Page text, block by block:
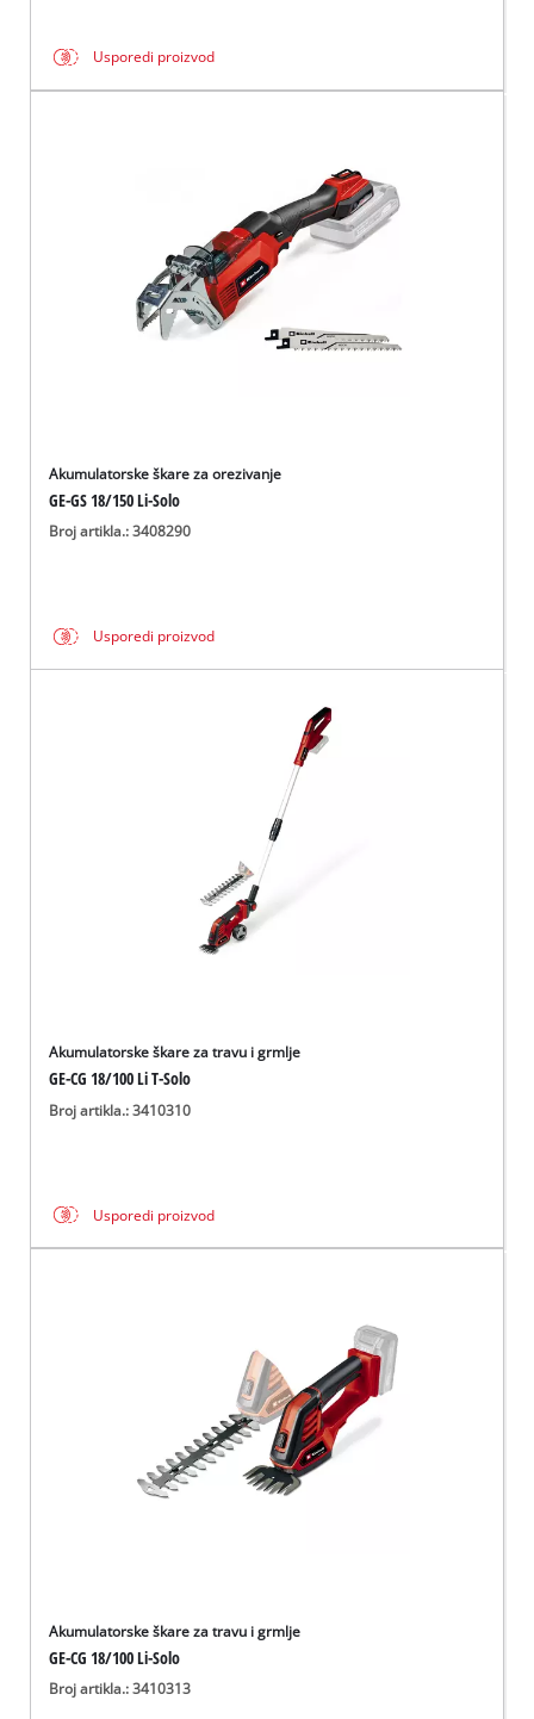
Usporedi proizvod
Akumulatorske škare za orezivanje
GE-GS 18/150 Li-Solo
Broj artikla.: 3408290
Usporedi proizvod
Akumulatorske škare za travu i grmlje
GE-CG 18/100 Li T-Solo
Broj artikla.: 3410310
Usporedi proizvod
Akumulatorske škare za travu i grmlje
GE-CG 18/100 Li-Solo
Broj artikla.: 3410313